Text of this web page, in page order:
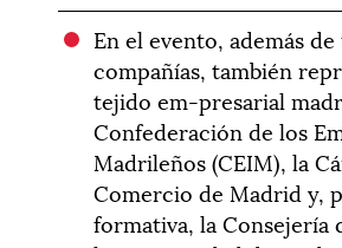
En el evento, además
compañías, también
tejido em-presarial
Confederación de los
Madrileños (CEIM), la
Comercio de Madrid y,
formativa, la Consejería